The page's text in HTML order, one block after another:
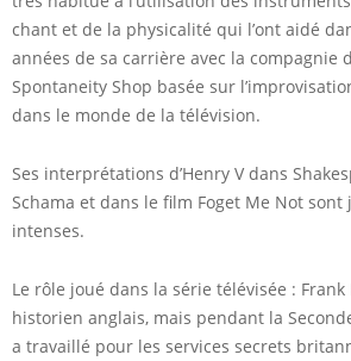
chant et de la physicalité qui l’ont aidé
années de sa carrière avec la compagnie
Spontaneity Shop basée sur
dans le monde de la télévision.
Ses interprétations d’Henry V dans
Schama et dans le film Foget Me Not sont
intenses.
Le rôle joué dans la série télévisée :
historien anglais, mais pendant la
a travaillé pour les services secrets